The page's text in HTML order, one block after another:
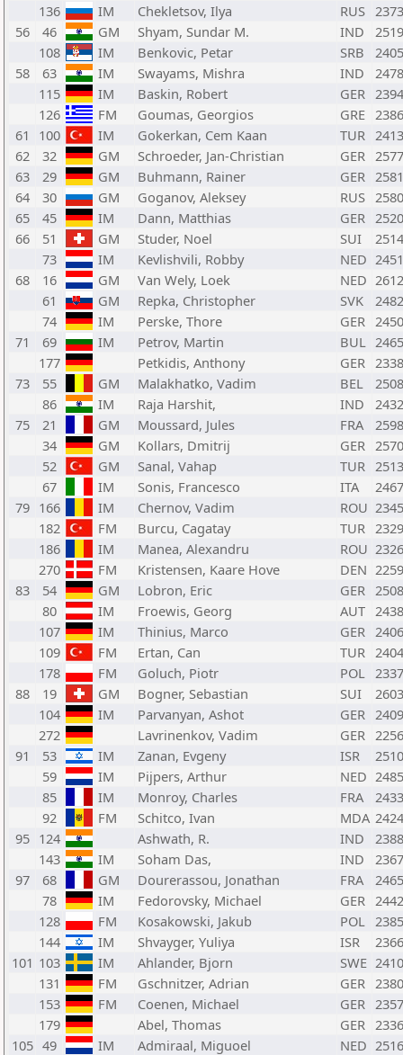
136
IM Chekletsov, Ilya RUS 2373
56
46 GM Shyam, Sundar M. IND
2519
108
IM Benkovic, Petar SRB
2405
58
63 IM Swayams, Mishra IND
2478
115
IM Baskin, Robert GER 2394
126
FM Goumas, Georgios GRE 2386
61
100 IM Gokerkan, Cem Kaan TUR 2413
62
32 GM Schroeder, Jan-Christian GER 2577
63
29 GM Buhmann, Rainer GER 2581
64
30 GM Goganov, Aleksey RUS 2580
65
45 IM Dann, Matthias GER 2520
66
51 GM Studer, Noel SUI
2514
73
IM Kevlishvili, Robby NED 2451
68
16 GM Van Wely, Loek NED 2612
61
GM Repka, Christopher SVK
2482
74
IM Perske, Thore GER 2450
71
69 IM Petrov, Martin BUL 2465
177
Petkidis, Anthony GER 2338
73
55 GM Malakhatko, Vadim BEL
2508
86
IM Raja Harshit, IND
2432
75
21 GM Moussard, Jules FRA
2598
34
GM Kollars, Dmitrij GER 2570
52
GM Sanal, Vahap TUR 2513
67
IM Sonis, Francesco ITA
2467
79 166 IM Chernov, Vadim ROU 2345
182
FM Burcu, Cagatay TUR 2329
186
IM Manea, Alexandru ROU 2326
270
FM Kristensen, Kaare Hove DEN 2259
83
54 GM Lobron, Eric GER 2508
80
IM Froewis, Georg AUT 2438
107
IM Thinius, Marco GER 2406
109
FM Ertan, Can TUR 2404
178
FM Goluch, Piotr POL 2337
88
19 GM Bogner, Sebastian SUI
2603
104
IM Parvanyan, Ashot GER 2409
272
Lavrinenkov, Vadim GER 2256
91
53 IM Zanan, Evgeny ISR
2510
59
IM Pijpers, Arthur NED 2485
85
IM Monroy, Charles FRA
2433
92
FM Schitco, Ivan MDA 2424
95 124 Ashwath, R. IND
2388
143
IM Soham Das, IND
2367
97
68 GM Dourerassou, Jonathan FRA
2465
78
IM Fedorovsky, Michael GER 2442
128
FM Kosakowski, Jakub POL 2385
144
IM Shvayger, Yuliya ISR
2366
101 103 IM Ahlander, Bjorn SWE 2410
131
FM Gschnitzer, Adrian GER 2380
153
FM Coenen, Michael GER 2357
179
Abel, Thomas GER 2336
105 49 IM Admiraal, Miguoel NED 2516